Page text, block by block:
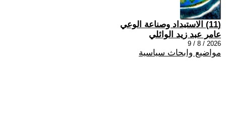
(11) الاستبداد وصناعة الوعي
عامر عبد زيد الوائلي
2026 / 8 / 9
مواضيع وابحاث سياسية